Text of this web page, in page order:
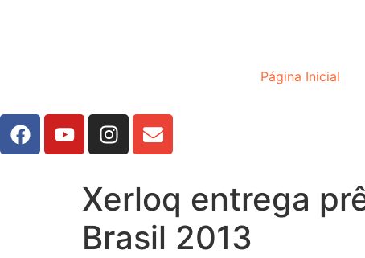
Página Inicial
Xerloq entrega
Brasil 2013